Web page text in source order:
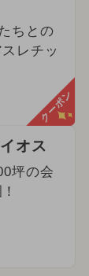
ちとの
レチッ
クーポン
オス
坪の会